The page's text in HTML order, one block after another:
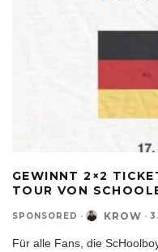
GEWINNT 2×2
TOUR VON
SPONSORED · KROW ·
Für alle Fans, die